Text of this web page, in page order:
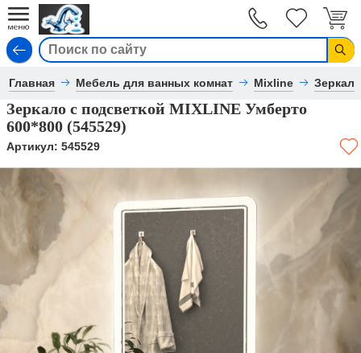
Главная Мебель для ванных комнат Mixline Зеркала
Зеркало с подсветкой MIXLINE Умберто
600*800 (545529)
Артикул: 545529